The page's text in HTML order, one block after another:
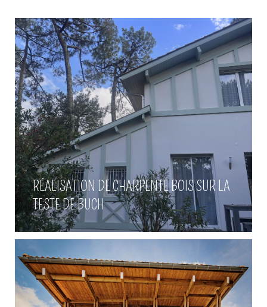
RÉALISATION DE CHARPENTE BOIS SUR LA
TESTE DE BUCH
Pose de bardage bois à
Andernos
Voir plus